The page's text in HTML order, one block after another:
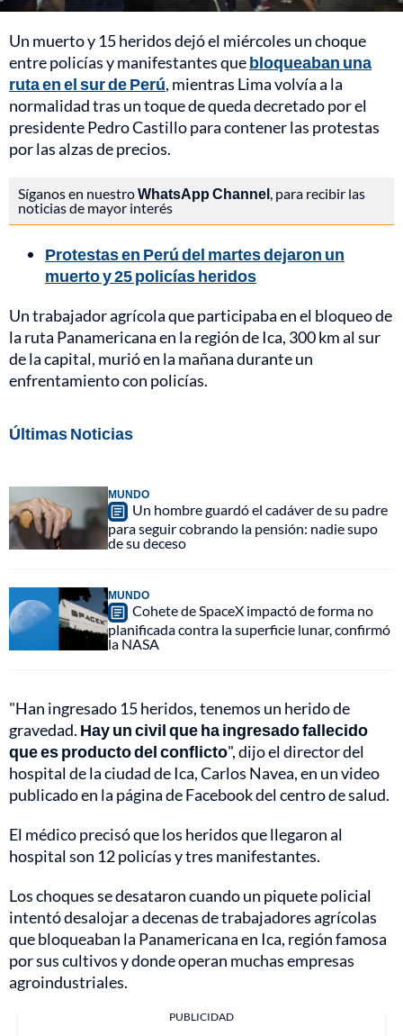
Un muerto y 15 heridos dejó el miércoles un choque
entre policías y manifestantes quebloqueaban una
ruta en el sur de Perú, mientras Lima volvía a la
normalidad tras un toque de queda decretado por el
presidente Pedro Castillo para contener las protestas
por las alzas de precios.
Síganos en nuestroWhatsApp Channel , para recibir las
noticias de mayor interés
Protestas en Perú del martes dejaron un
muerto y 25 policías heridos
Un trabajador agrícola que participaba en el bloqueo de
la ruta Panamericana en la región de Ica, 300 km al sur
de la capital, murió en la mañana durante un
enfrentamiento con policías.
Últimas Noticias
MUNDO
Un hombre guardó el cadáver de su padre
para seguir cobrando la pensión: nadie supo
de su deceso
MUNDO
Cohete de SpaceX impactó de forma no
planificada contra la superficie lunar, confirmó
la NASA
"Han ingresado 15 heridos, tenemos un herido de
gravedad. Hay un civil que ha ingresado fallecido
que es producto del conflicto", dijo el director del
hospital de la ciudad de Ica, Carlos Navea, en un video
publicado en la página de Facebook del centro de salud.
El médico precisó que los heridos que llegaron al
hospital son 12 policías y tres manifestantes.
Los choques se desataron cuando un piquete policial
intentó desalojar a decenas de trabajadores agrícolas
que bloqueaban la Panamericana en Ica, región famosa
por sus cultivos y donde operan muchas empresas
agroindustriales.
PUBLICIDAD